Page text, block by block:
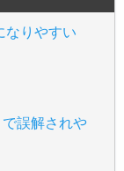
なりやすい
誤解されや